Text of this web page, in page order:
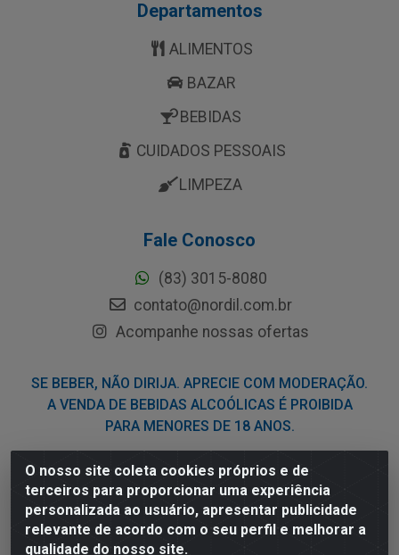
O nosso site coleta cookies próprios e de
terceiros para proporcionar uma experiência
personalizada ao usuário, apresentar publicidade
relevante de acordo com o seu perfil e melhorar a
qualidade do nosso site.
Departamentos
ALIMENTOS
BAZAR
BEBIDAS
CUIDADOS PESSOAIS
LIMPEZA
Fale Conosco
(83) 3015-8080
contato@nordil.com.br
Acompanhe nossas ofertas
SE BEBER, NÃO DIRIJA. APRECIE COM MODERAÇÃO.
A VENDA DE BEBIDAS ALCOÓLICAS É PROIBIDA
PARA MENORES DE 18 ANOS.
Nordil Distribuidora - Avenida Liberdade, 2738, Bloco F -
Sesi - Bayeux/PB - CEP 58.111-400 - CNPJ
03.775.813/0001-41